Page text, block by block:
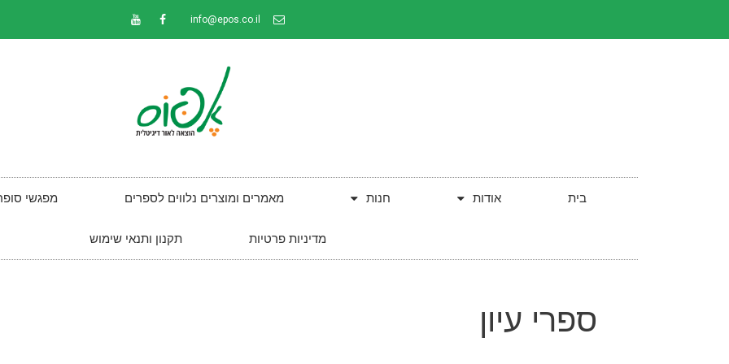
info@epos.co.il
בית אודות חנות מאמרים ומוצרים נלווים לספרים מפגשי
מדיניות פרטיות תקנון ותנאי שימוש
ספרי עיון